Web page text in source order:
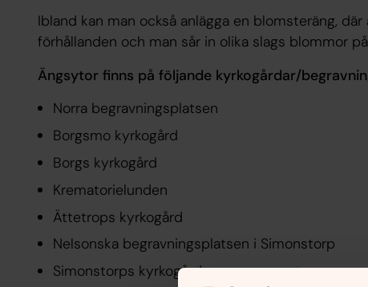
Ibland kan man också anlägga en blomsteräng,
förhållanden och man sår in olika slags blommor
Ängsytor finns på följande kyrkogårdar/
Norra begravningsplatsen
Borgsmo kyrkogård
Borgs kyrkogård
Krematorielunden
Ättetrops kyrkogård
Nelsonska begravningsplatsen i Simonstorp
Simonstorps kyrkogård